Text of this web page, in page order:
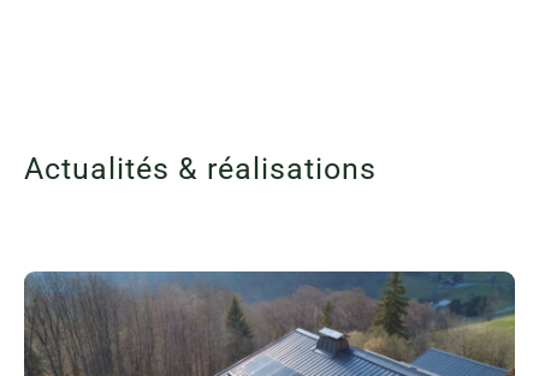
Actualités & réalisations